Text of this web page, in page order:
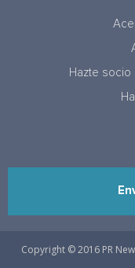
Hazte
Copyright © 2016 PR